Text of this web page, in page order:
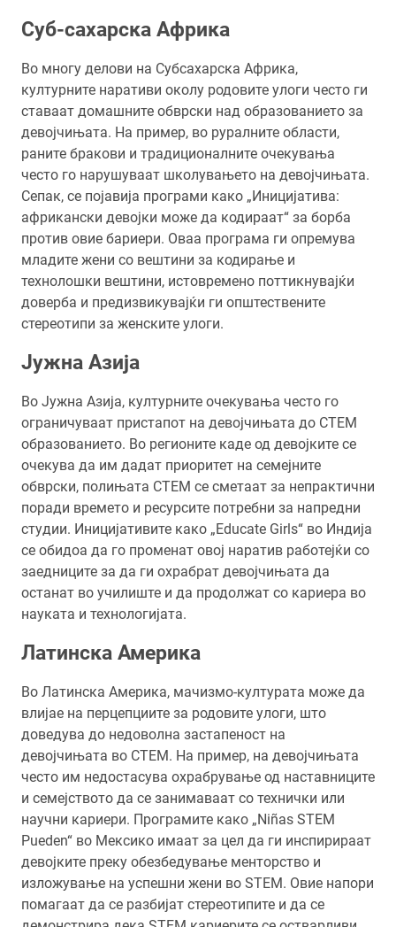
Суб-сахарска Африка
Во многу делови на Субсахарска Африка,
културните наративи околу родовите улоги често ги
ставаат домашните обврски над образованието за
девојчињата. На пример, во руралните области,
раните бракови и традиционалните очекувања
често го нарушуваат школувањето на девојчињата.
Сепак, се појавија програми како „Иницијатива:
африкански девојки може да кодираат“ за борба
против овие бариери. Оваа програма ги опремува
младите жени со вештини за кодирање и
технолошки вештини, истовремено поттикнувајќи
доверба и предизвикувајќи ги општествените
стереотипи за женските улоги.
Јужна Азија
Во Јужна Азија, културните очекувања често го
ограничуваат пристапот на девојчињата до СТЕМ
образованието. Во регионите каде од девојките се
очекува да им дадат приоритет на семејните
обврски, полињата СТЕМ се сметаат за непрактични
поради времето и ресурсите потребни за напредни
студии. Иницијативите како „Educate Girls“ во Индија
се обидоа да го променат овој наратив работејќи со
заедниците за да ги охрабрат девојчињата да
останат во училиште и да продолжат со кариера во
науката и технологијата.
Латинска Америка
Во Латинска Америка, мачизмо-културата може да
влијае на перцепциите за родовите улоги, што
доведува до недоволна застапеност на
девојчињата во СТЕМ. На пример, на девојчињата
често им недостасува охрабрување од наставниците
и семејството да се занимаваат со технички или
научни кариери. Програмите како „Niñas STEM
Pueden“ во Мексико имаат за цел да ги инспирираат
девојките преку обезбедување менторство и
изложување на успешни жени во STEM. Овие напори
помагаат да се разбијат стереотипите и да се